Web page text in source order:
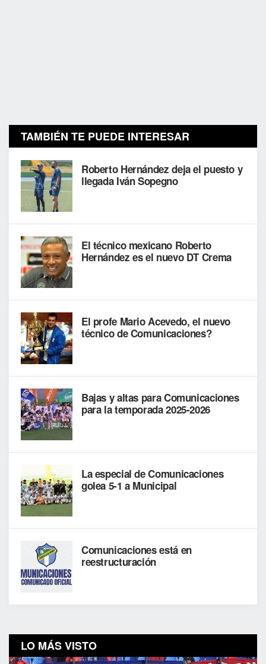
TAMBIÉN TE PUEDE INTERESAR
Roberto Hernández deja el puesto y
llegada Iván Sopegno
El técnico mexicano Roberto
Hernández es el nuevo DT Crema
El profe Mario Acevedo, el nuevo
técnico de Comunicaciones?
Bajas y altas para Comunicaciones
para la temporada 2025-2026
La especial de Comunicaciones
golea 5-1 a Municipal
Comunicaciones está en
reestructuración
LO MÁS VISTO